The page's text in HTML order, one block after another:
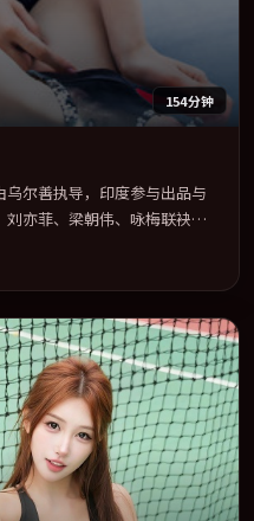
154分钟
乌尔善执导，印度参与出品与
亦菲、梁朝伟、咏梅联袂出
上力求统一。定于 2021-07-
2021 年度话题片中口碑稳健，
整观看。